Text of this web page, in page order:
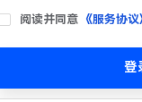
阅读并同意 《服务协议
登